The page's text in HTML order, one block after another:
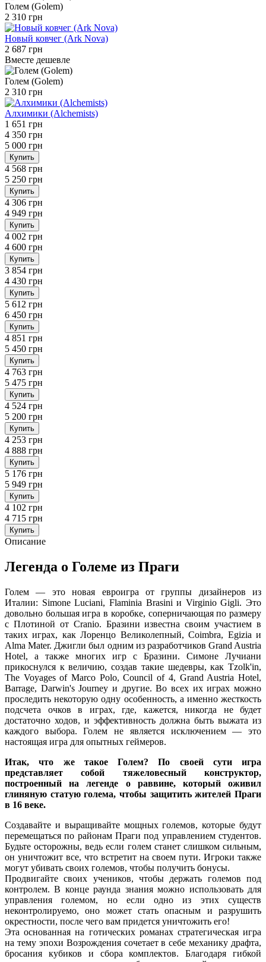
Голем (Golem)
2 310 грн
Новый ковчег (Ark Nova)
2 687 грн
Вместе дешевле
Голем (Golem)
2 310 грн
Алхимики (Alchemists)
1 651 грн
4 350 грн
5 000 грн
Купить
4 568 грн
5 250 грн
Купить
4 306 грн
4 949 грн
Купить
4 002 грн
4 600 грн
Купить
3 854 грн
4 430 грн
Купить
5 612 грн
6 450 грн
Купить
4 851 грн
5 450 грн
Купить
4 763 грн
5 475 грн
Купить
4 524 грн
5 200 грн
Купить
4 253 грн
4 888 грн
Купить
5 176 грн
5 949 грн
Купить
4 102 грн
4 715 грн
Купить
Описание
Легенда о Големе из Праги
Голем — это новая евроигра от группы дизайнеров из
Италии: Simone Luciani, Flaminia Brasini и Virginio Gigli. Это
довольно большая игра в коробке, соперничающая по размеру
с Плотиной от Cranio. Бразини известна своим участием в
таких играх, как Лоренцо Великолепный, Coimbra, Egizia и
Alma Mater. Джигли был одним из разработчиков Grand Austria
Hotel, а также многих игр с Бразини. Симоне Лучиани
прикоснулся к величию, создав такие шедевры, как Tzolk'in,
The Voyages of Marco Polo, Council of 4, Grand Austria Hotel,
Barrage, Darwin's Journey и другие. Во всех их играх можно
проследить некоторую одну особенность, а именно жесткость
подсчета очков в играх, где, кажется, никогда не будет
достаточно ходов, и эффективность должна быть выжата из
каждого выбора. Голем не является исключением — это
настоящая игра для опытных геймеров.
Итак, что же такое Голем? По своей сути игра
представляет собой тяжеловесный конструктор,
построенный на легенде о раввине, который оживил
глиняную статую голема, чтобы защитить жителей Праги
в 16 веке.
Создавайте и выращивайте мощных големов, которые будут
перемещаться по районам Праги под управлением студентов.
Будьте осторожны, ведь если голем станет слишком сильным,
он уничтожит все, что встретит на своем пути. Игроки также
могут убивать своих големов, чтобы получить бонусы.
Продвигайте своих учеников, чтобы держать големов под
контролем. В конце раунда знания можно использовать для
управления големом, но если одно из этих существ
неконтролируемо, оно может стать опасным и разрушить
окрестности, после чего вам придется уничтожить его!
Эта основанная на готических романах стратегическая игра
на тему эпохи Возрождения сочетает в себе механику драфта,
бросания кубиков и сбора комплектов. Благодаря гибкой